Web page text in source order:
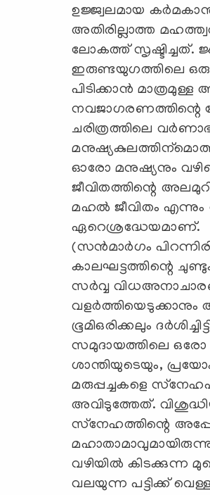
ഉജ്ജ്വലമായ
അതിരില്ലാത്ത
ലോകത്ത് സൃഷ്ടിച്ചത്.
ഇരുണ്ടയുഗത്തിലെ ഒരു
പിടിക്കാന്‍
നവജാഗരണത്തിന്റെ
ചരിത്രത്തിലെ
ഓരോ മനുഷ്യനും
ജീവിതത്തിന്റെ
മഹല്‍ ജീവിതം
ഏറെശ്രദ്ധേയമാണ്.
(സന്‍മാര്‍ഗം
കാലഘട്ടത്തിന്റെ
സര്‍വ്വ
വളര്‍ത്തിയെടുക്കാനും
ഭൂമിഒരിക്കലും
സമുദായത്തിലെ ഒരോ
ശാന്തിയുടെയും,
മരുപ്പച്ചകളെ
അവിടുത്തേത്.
സ്‌നേഹത്തിന്റെ
വഴിയില്‍ കിടക്കുന്ന
വലയുന്ന പട്ടിക്ക്